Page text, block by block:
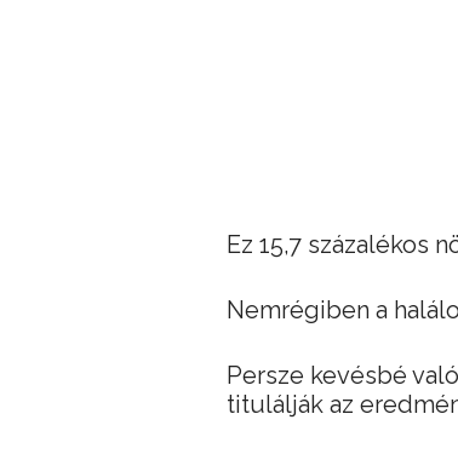
Ez 15,7 százalékos
Nemrégiben a
Persze kevésbé
titulálják az